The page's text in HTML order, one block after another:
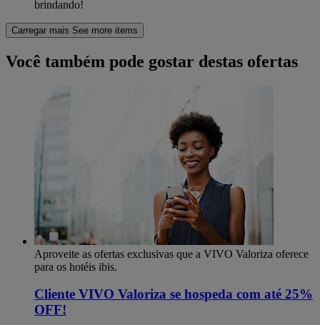
brindando!
Carregar mais See more items
Você também pode gostar destas ofertas
Aproveite as ofertas exclusivas que a VIVO Valoriza oferece
para os hotéis ibis.
Cliente VIVO Valoriza se hospeda com até 25%
OFF!